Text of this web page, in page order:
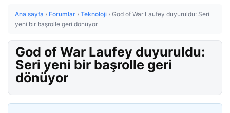
Ana sayfa › Forumlar › Teknoloji › God of War Laufey duyuruldu: Seri
yeni bir başrolle geri dönüyor
God of War Laufey duyuruldu:
Seri yeni bir başrolle geri
dönüyor